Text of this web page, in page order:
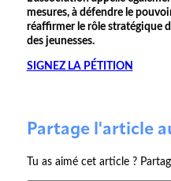
mesures, à défendre le
réaffirmer le rôle stratégique
des jeunesses.
SIGNEZ LA PÉTITION
Partage l'article
Tu as aimé cet article ?